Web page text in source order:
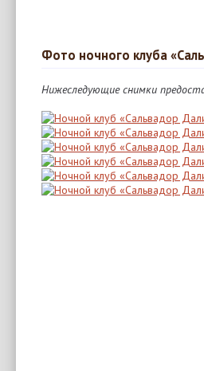
Фото ночного клуба
Нижеследующие снимки